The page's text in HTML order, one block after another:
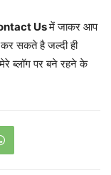
Usमें जाकर आप
सकते है जल्दी ही
ब्लॉग पर बने रहने के